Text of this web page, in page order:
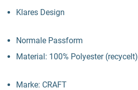
Klares Design
Normale Passform
Material: 100% Polyester (recycelt)
Marke: CRAFT